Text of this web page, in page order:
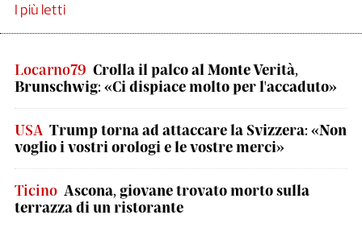
I più letti
Locarno79 Crolla il palco al Monte Verità,
Brunschwig: «Ci dispiace molto per l'accaduto»
USA Trump torna ad attaccare la Svizzera: «Non
voglio i vostri orologi e le vostre merci»
Ticino Ascona, giovane trovato morto sulla
terrazza di un ristorante